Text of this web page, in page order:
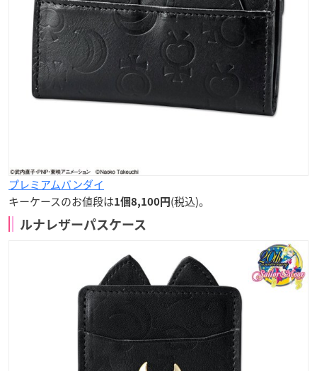
プレミアムバンダイ
キーケースのお値段は1個8,100円 (税込)。
ルナレザーパスケース